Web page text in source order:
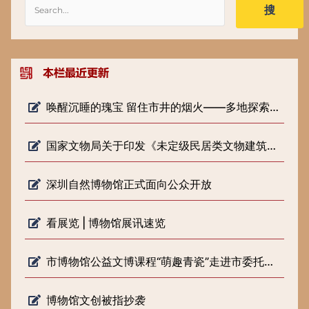
搜
唤醒沉睡的瑰宝 留住市井的烟火——多地探索低级别文物保护新路径
国家文物局关于印发《未定级民居类文物建筑修缮审批工作指引（试行）》的通知
深圳自然博物馆正式面向公众开放
看展览 | 博物馆展讯速览
市博物馆公益文博课程“萌趣青瓷”走进市委托管课堂
博物馆文创被指抄袭